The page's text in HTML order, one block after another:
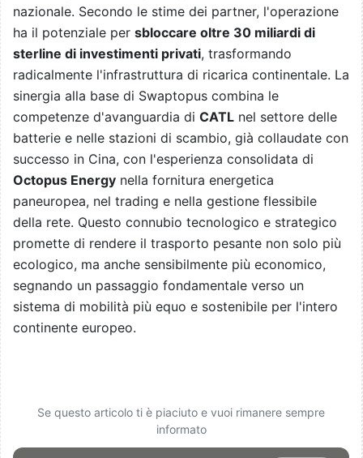
nazionale. Secondo le stime dei partner, l'operazione
ha il potenziale per sbloccare oltre 30 miliardi di
sterline di investimenti privati, trasformando
radicalmente l'infrastruttura di ricarica continentale. La
sinergia alla base di Swaptopus combina le
competenze d'avanguardia di CATL nel settore delle
batterie e nelle stazioni di scambio, già collaudate con
successo in Cina, con l'esperienza consolidata di
Octopus Energy nella fornitura energetica
paneuropea, nel trading e nella gestione flessibile
della rete. Questo connubio tecnologico e strategico
promette di rendere il trasporto pesante non solo più
ecologico, ma anche sensibilmente più economico,
segnando un passaggio fondamentale verso un
sistema di mobilità più equo e sostenibile per l'intero
continente europeo.
Se questo articolo ti è piaciuto e vuoi rimanere sempre
informato